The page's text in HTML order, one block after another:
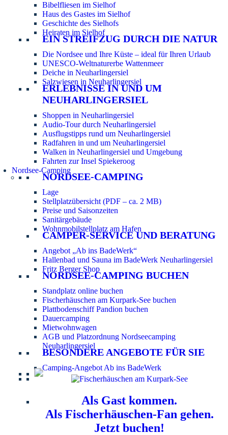
Bibelfliesen im Sielhof
Haus des Gastes im Sielhof
Geschichte des Sielhofs
Heiraten im Sielhof
EIN STREIFZUG DURCH DIE NATUR
Die Nordsee und Ihre Küste – ideal für Ihren Urlaub
UNESCO-Weltnaturerbe Wattenmeer
Deiche in Neuharlingersiel
Salzwiesen in Neuharlingersiel
ERLEBNISSE IN UND UM
NEUHARLINGERSIEL
Shoppen in Neuharlingersiel
Audio-Tour durch Neuharlingersiel
Ausflugstipps rund um Neuharlingersiel
Radfahren in und um Neuharlingersiel
Walken in Neuharlingersiel und Umgebung
Fahrten zur Insel Spiekeroog
Nordsee-Camping
NORDSEE-CAMPING
Lage
Stellplatzübersicht (PDF – ca. 2 MB)
Preise und Saisonzeiten
Sanitärgebäude
Wohnmobilstellplatz am Hafen
CAMPER-SERVICE UND BERATUNG
Angebot „Ab ins BadeWerk“
Hallenbad und Sauna im BadeWerk Neuharlingersiel
Fritz Berger Shop
NORDSEE-CAMPING BUCHEN
Standplatz online buchen
Fischerhäuschen am Kurpark-See buchen
Plattbodenschiff Pandion buchen
Dauercamping
Mietwohnwagen
AGB und Platzordnung Nordseecamping
Neuharlingersiel
BESONDERE ANGEBOTE FÜR SIE
Camping-Angebot Ab ins BadeWerk
Als Gast kommen.
Als Fischerhäuschen-Fan gehen.
Jetzt buchen!